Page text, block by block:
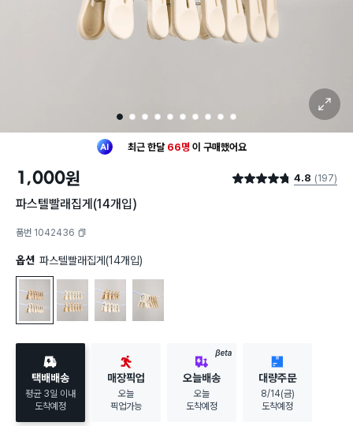
1 2 3 4 5 6 7 8 9 10
확대 보기
최근 한달 66명 이 구매했어요
구매했어요
1,000원 별점 4.8점 4.8 (197)
파스텔빨래집게(14개입)
품번 1042436
옵션 파스텔빨래집게(14개입)
파스텔빨래집게(14개입)
택배배송
평균 3일 이내
도착예정
매장픽업
오늘
픽업가능
BETA
오늘배송
오늘
도착예정
대량주문
8/14(금)
도착예정